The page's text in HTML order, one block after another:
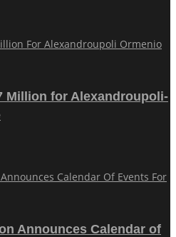
Million for Alexandroupoli-
Announces Calendar of